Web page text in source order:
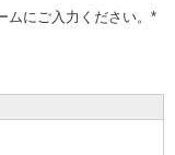
ムにご入力ください。*